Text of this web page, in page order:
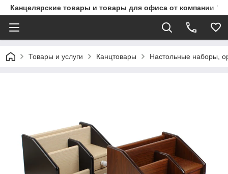
Канцелярские товары и товары для офиса от компании
Товары и услуги Канцтовары Настольные наборы,